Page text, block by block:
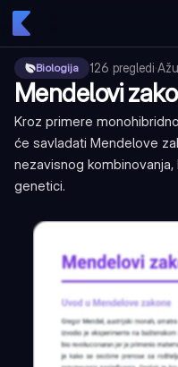
Biologija 126 pregledi·
Mendelovi
Kroz primere
će savladati Mendelove
nezavisnog
genetici.